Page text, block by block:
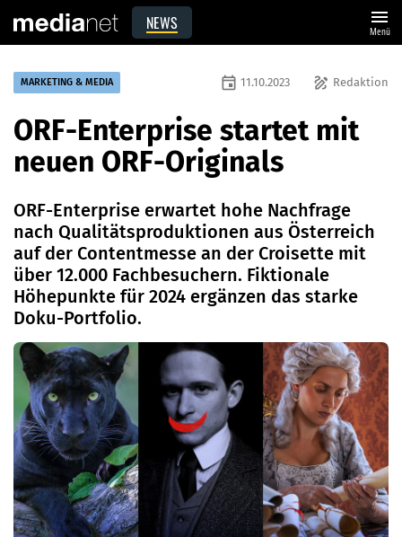
NEWS menu
Menü
MARKETING & MEDIA draw Redaktion
event 11.10.2023
ORF-Enterprise startet mit
neuen ORF-Originals
ORF-Enterprise erwartet hohe Nachfrage
nach Qualitätsproduktionen aus Österreich
auf der Contentmesse an der Croisette mit
über 12.000 Fachbesuchern. Fiktionale
Höhepunkte für 2024 ergänzen das starke
Doku-Portfolio.